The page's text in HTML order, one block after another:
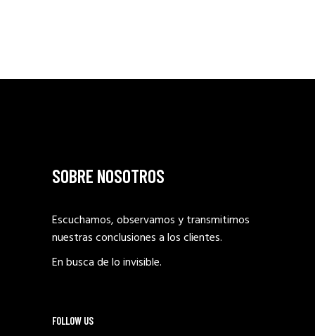
SOBRE NOSOTROS
Escuchamos, observamos y transmitimos
nuestras conclusiones a los clientes.
En busca de lo invisible.
FOLLOW US